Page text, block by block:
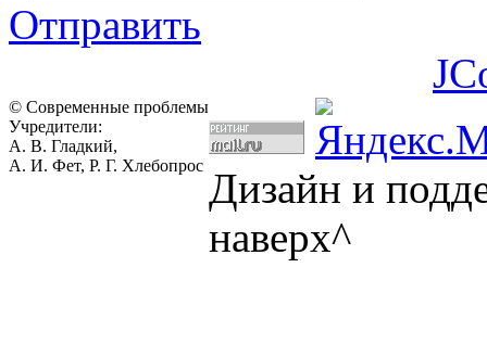
Отправить
© Современные проблемы
Учредители:
А. В. Гладкий,
А. И. Фет, Р. Г. Хлебопрос Дизайн и
наверх^